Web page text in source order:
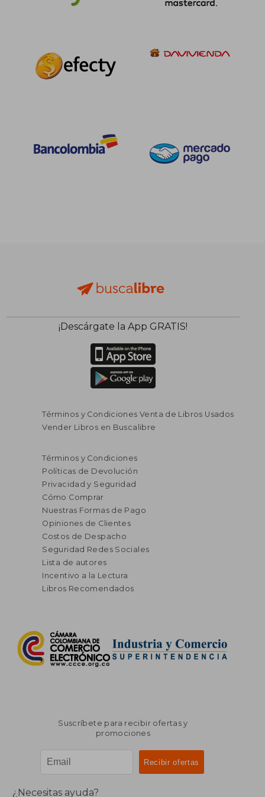
¡Descárgate la App GRATIS!
Términos y Condiciones Venta de Libros Usados
Vender Libros en Buscalibre
Términos y Condiciones
Políticas de Devolución
Privacidad y Seguridad
Cómo Comprar
Nuestras Formas de Pago
Opiniones de Clientes
Costos de Despacho
Seguridad Redes Sociales
Lista de autores
Incentivo a la Lectura
Libros Recomendados
Suscríbete para recibir ofertas y
promociones
¿Necesitas ayuda?